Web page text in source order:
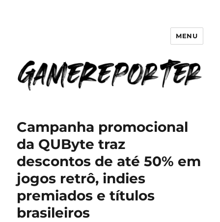
GameReporter | Cultura Gamer
MENU
Campanha promocional
da QUByte traz
descontos de até 50% em
jogos retrô, indies
premiados e títulos
brasileiros